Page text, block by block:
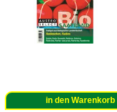
in den Warenkorb